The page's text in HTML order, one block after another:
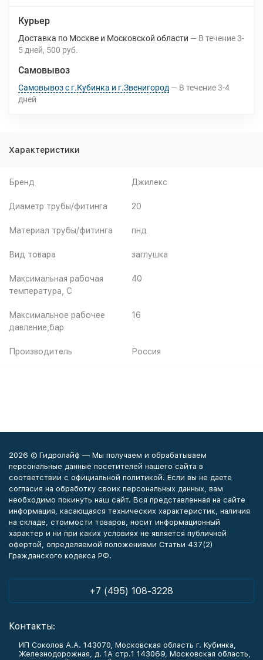
Курьер
Доставка по Москве и Московской области В течение3-
5 дней 500 руб.
Самовывоз
Самовывоз с г.Кубинка и г.Звенигород В течение3-4
дней
Характеристики
Бренд Джилекс
Диаметр трубы/фитинга 20
Материал трубы/фитинга пнд
Вид товара заглушка
Максимальная рабочая
температура, C
40
Максимальное рабочее
давление,бар
16
Производитель Россия
2026 © Гидролайф — Мы получаем и обрабатываем
персональные данные посетителей нашего сайта в
соответствии с официальной политикой. Если вы не даете
согласия на обработку своих персональных данных, вам
необходимо покинуть наш сайт. Вся представленная на сайте
информация, касающаяся технических характеристик, наличия
на складе, стоимости товаров, носит информационный
характер и ни при каких условиях не является публичной
офертой, определяемой положениями Статьи 437(2)
Гражданского кодекса РФ.
+7 (495) 108-3228
Контакты:
ИП Соколов А.А. 143070, Московская область г. Кубинка,
Железнодорожная, д. 1А стр.1 143069, Московская область,